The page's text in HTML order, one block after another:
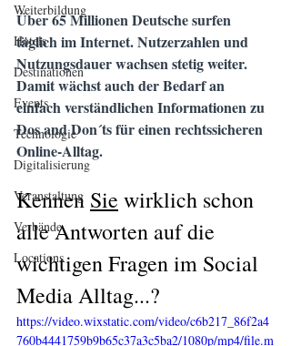
Weiterbildung
Hotels
Destinationen
Events
Technologie
Digitalisierung
Veranstaltung
Verbände
Locations
Über 65 Millionen Deutsche surfen
täglich im Internet. Nutzerzahlen und
Nutzungsdauer wachsen stetig weiter.
Damit wächst auch der Bedarf an
einfach verständlichen Informationen zu
Dos and Don´ts für einen rechtssicheren
Online-Alltag.
Kennen Sie wirklich schon
alle Antworten auf die
wichtigen Fragen im Social
Media Alltag...?
https://video.wixstatic.com/video/c6b217_86f2a4
760b4441759b9b65c37a3c5ba2/1080p/mp4/file.m